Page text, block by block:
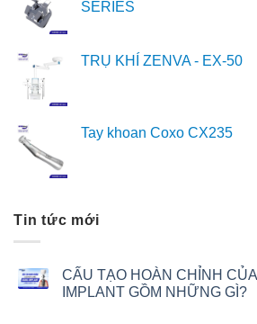
SERIES
TRỤ KHÍ ZENVA - EX-50
Tay khoan Coxo CX235
Tin tức mới
CẤU TẠO HOÀN CHỈNH
IMPLANT GỒM NHỮNG GÌ?